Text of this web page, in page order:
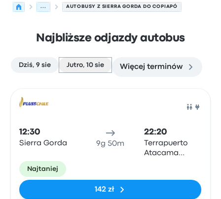
... AUTOBUSY Z SIERRA GORDA DO COPIAPÓ
Najbliższe odjazdy autobus
Dziś, 9 sie Jutro, 10 sie Więcej terminów
12:30
Sierra Gorda 9g 50m
22:20
Terrapuerto
Atacama
Najtaniej
142 zł